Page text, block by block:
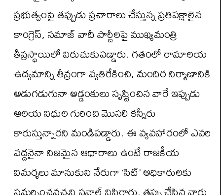
ప్రభుత్వంపై తప్పుడు ప్రచారాలు చేస్తున్న ప్రతిపక్షాలైన
కాంగ్రెస్, సమాజ్ వాదీ పార్టీలపై ముఖ్యమంత్రి
తీవ్రస్థాయిలో విరుచుకుపడ్డారు. గతంలో రామాలయ
ఉద్యమాన్ని తీవ్రంగా వ్యతిరేకించి, మందిర నిర్మాణానికి
అడుగడుగునా అడ్డంకులు సృష్టించిన వారే ఇప్పుడు
ఆలయ నిధుల గురించి మొసలి కన్నీరు
కారుస్తున్నారని మండిపడ్డారు. ఈ వ్యవహారంలో ఎవరి
వద్దనైనా నిజమైన ఆధారాలు ఉంటే రాజకీయ
విమర్శలు మానుకుని నేరుగా ‘సిట్’ అధికారులకు